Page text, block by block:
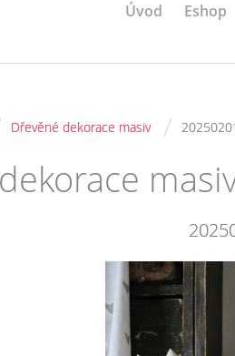
Úvod Eshop
Dřevěné dekorace masiv /